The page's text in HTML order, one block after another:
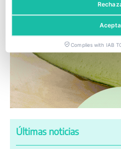
Últimas noticias
Complies with IAB